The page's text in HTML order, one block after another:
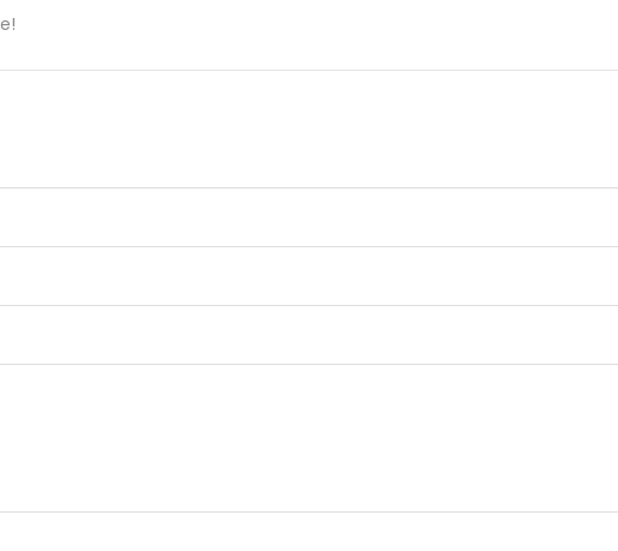
na ontvangst van retour
de betaalmethode waarmee de bestelling is gedaan